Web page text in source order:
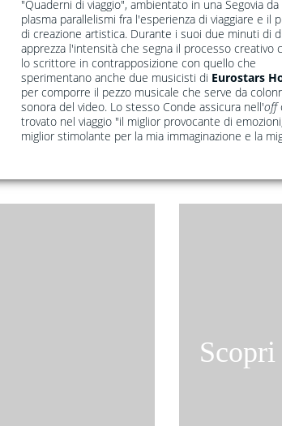
"Quaderni di viaggio", ambientato in una Segovia da
plasma parallelismi fra l'esperienza di viaggiare e il
di creazione artistica. Durante i suoi due minuti di
apprezza l'intensità che segna il processo creativo
lo scrittore in contrapposizione con quello che
sperimentano anche due musicisti di Eurostars
per comporre il pezzo musicale che serve da
sonora del video. Lo stesso Conde assicura nell'off
trovato nel viaggio "il miglior provocante di
miglior stimolante per la mia immaginazione e la